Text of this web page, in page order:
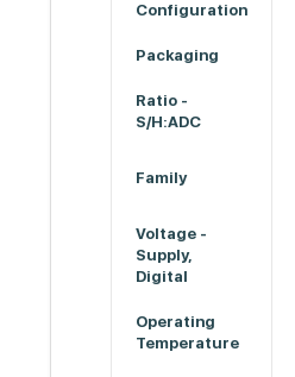
Configuration
Packaging
Ratio -
S/H:ADC
Family
Voltage -
Supply,
Digital
Operating
Temperature